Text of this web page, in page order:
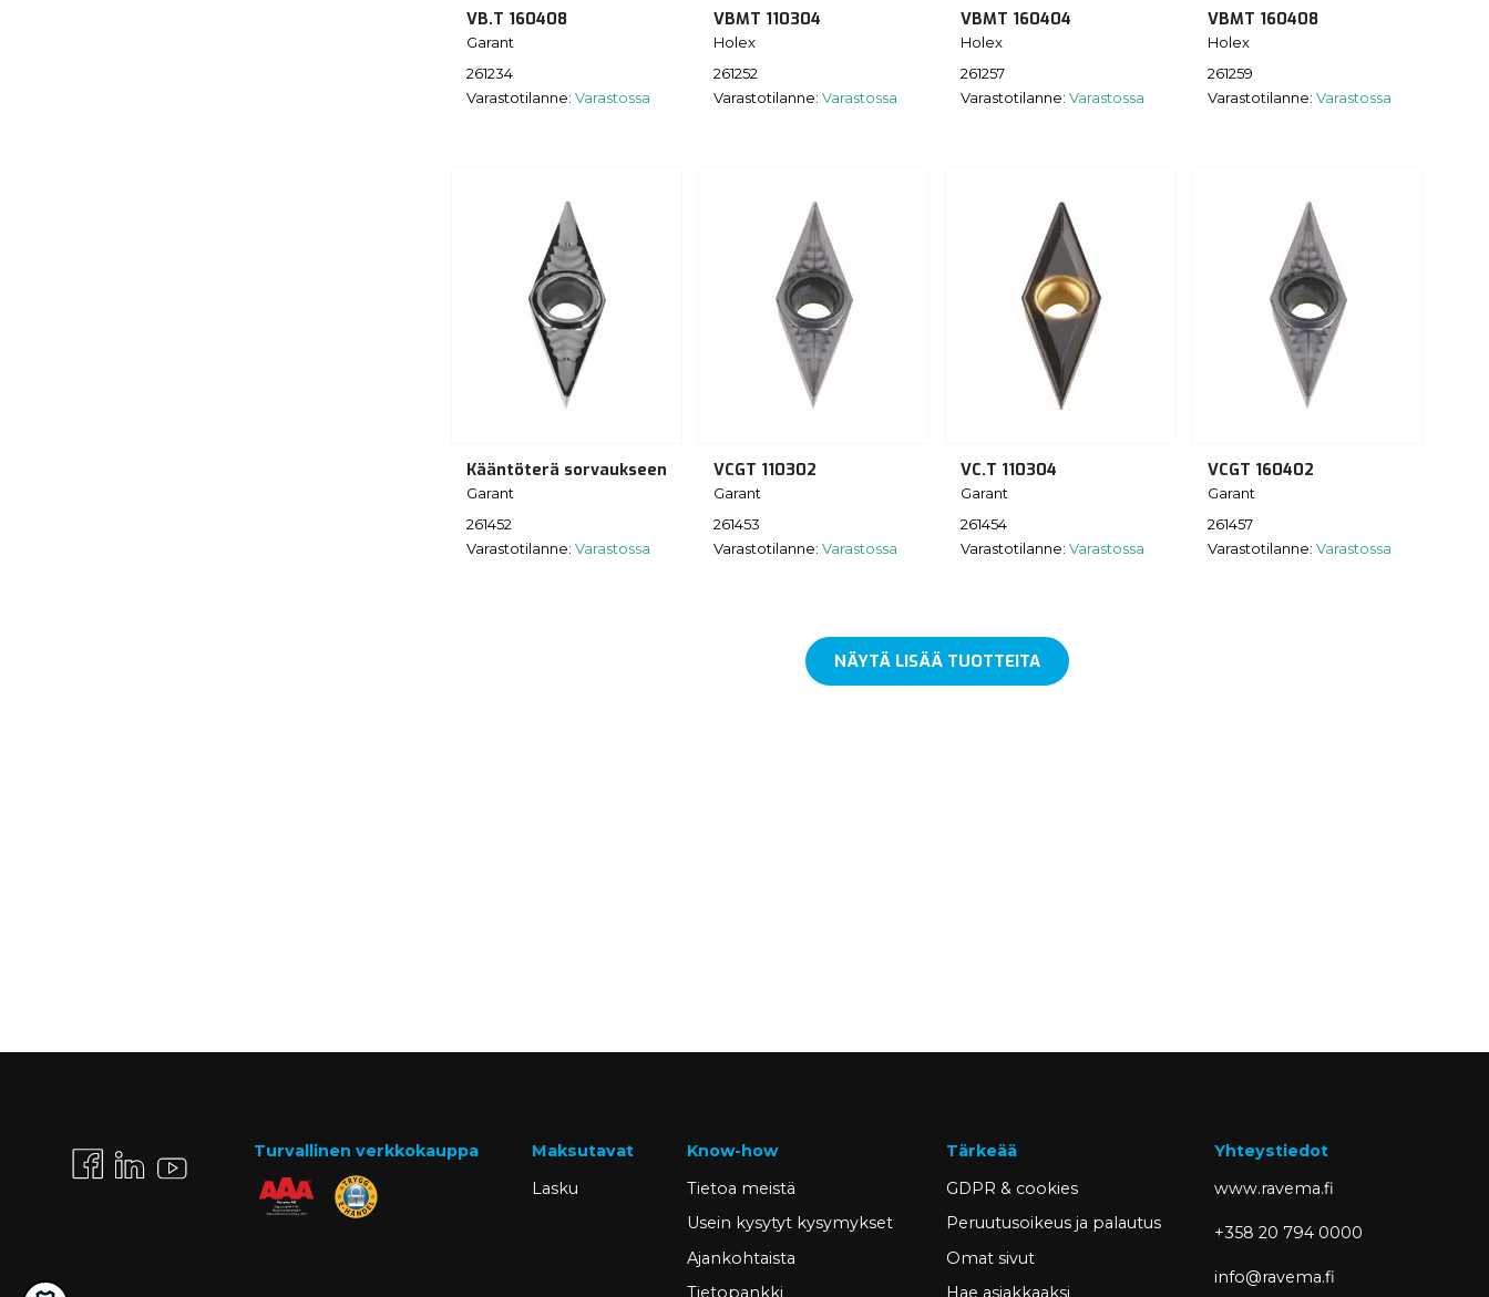
VB.T 160408
Garant
261234
Varastotilanne: Varastossa
VBMT 110304
Holex
261252
Varastotilanne: Varastossa
VBMT 160404
Holex
261257
Varastotilanne: Varastossa
VBMT 160408
Holex
261259
Varastotilanne: Varastossa
Kääntöterä sorvaukseen
Garant
261452
Varastotilanne: Varastossa
VCGT 110302
Garant
261453
Varastotilanne: Varastossa
VC.T 110304
Garant
261454
Varastotilanne: Varastossa
VCGT 160402
Garant
261457
Varastotilanne: Varastossa
NÄYTÄ LISÄÄ TUOTTEITA
Turvallinen verkkokauppa
Maksutavat
Lasku
Know-how
Tietoa meistä
Usein kysytyt kysymykset
Ajankohtaista
Tietopankki
Tärkeää
GDPR & cookies
Peruutusoikeus ja palautus
Omat sivut
Hae asiakkaaksi
Yhteystiedot
www.ravema.fi
+358 20 794 0000
info@ravema.fi